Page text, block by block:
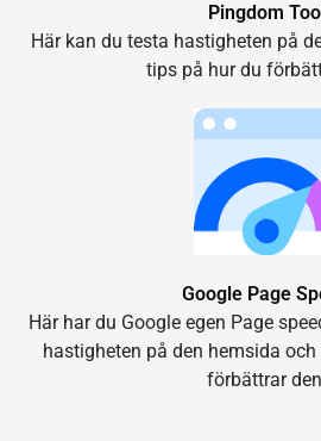
Pingdom Tool
Här kan du testa hastigheten på
tips på hur du
Google Page
Här har du Google egen Page
hastigheten på den hemsida
förbättrar